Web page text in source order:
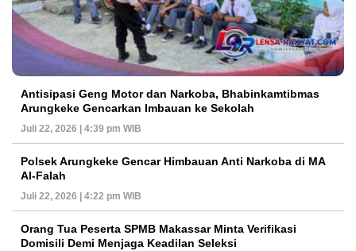
Antisipasi Geng Motor dan Narkoba, Bhabinkamtibmas
Arungkeke Gencarkan Imbauan ke Sekolah
Juli 22, 2026 | 4:39 pm WIB
Polsek Arungkeke Gencar Himbauan Anti Narkoba di MA
Al-Falah
Juli 22, 2026 | 4:22 pm WIB
Orang Tua Peserta SPMB Makassar Minta Verifikasi
Domisili Demi Menjaga Keadilan Seleksi